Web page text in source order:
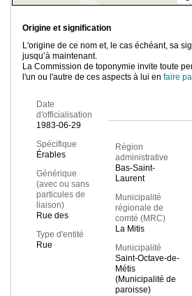
Origine et signification
L'origine de ce nom et, le cas échéant, sa
jusqu’à maintenant.
La Commission de toponymie invite toute
l'un ou l'autre de ces aspects à lui en faire
Date
d'officialisation
1983-06-29
Spécifique
Érables
Générique
(avec ou sans
particules de
liaison)
Rue des
Type d'entité
Rue
Région
administrative
Bas-Saint-
Laurent
Municipalité
régionale de
comté (MRC)
La Mitis
Municipalité
Saint-Octave-de-
Métis
(Municipalité de
paroisse)